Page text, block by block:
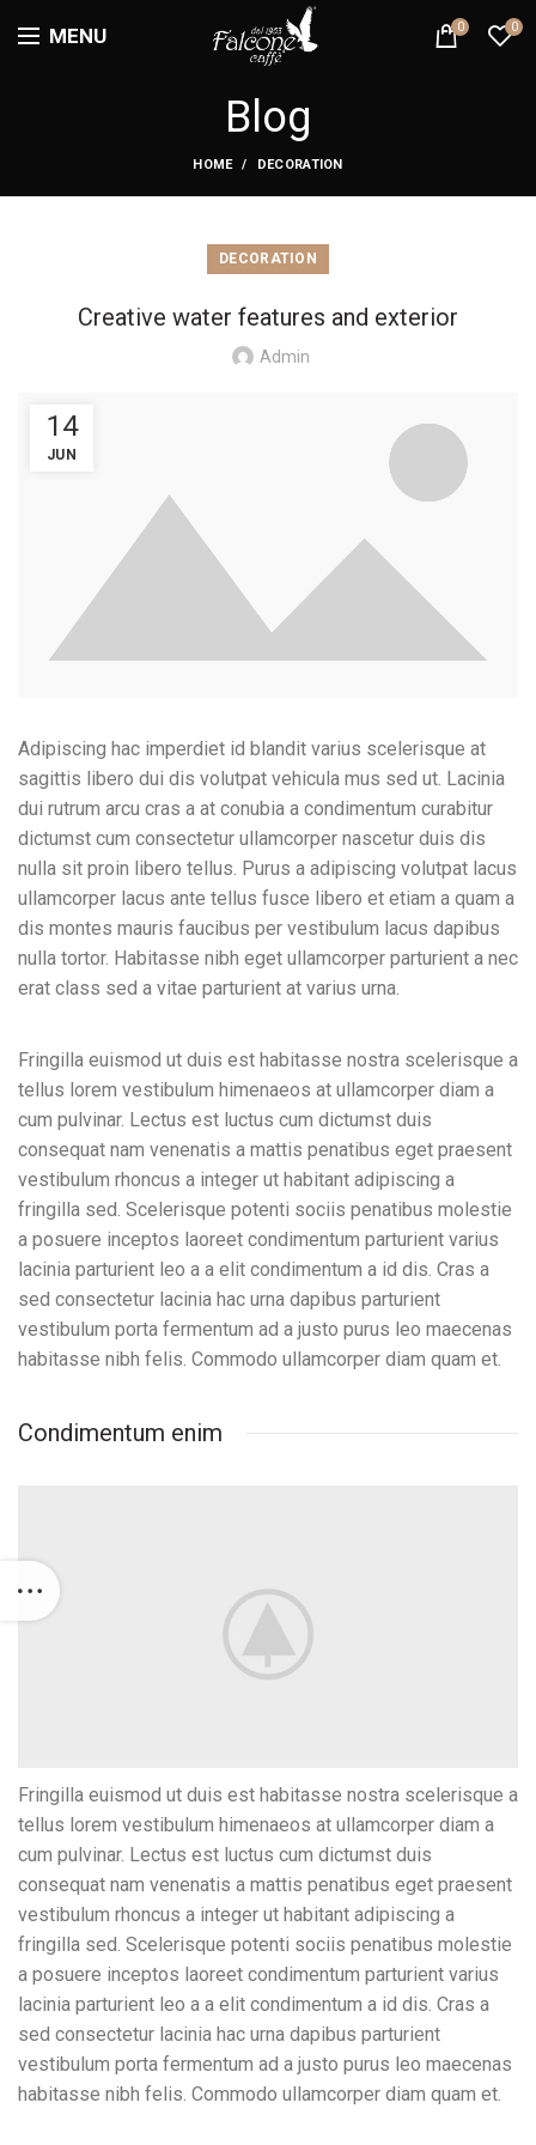
MENU 0 0
Blog
HOME DECORATION
DECORATION
Creative water features and exterior
Admin
14
JUN
Adipiscing hac imperdiet id blandit varius scelerisque at
sagittis libero dui dis volutpat vehicula mus sed ut. Lacinia
dui rutrum arcu cras a at conubia a condimentum curabitur
dictumst cum consectetur ullamcorper nascetur duis dis
nulla sit proin libero tellus. Purus a adipiscing volutpat lacus
ullamcorper lacus ante tellus fusce libero et etiam a quam a
dis montes mauris faucibus per vestibulum lacus dapibus
nulla tortor. Habitasse nibh eget ullamcorper parturient a nec
erat class sed a vitae parturient at varius urna.
Fringilla euismod ut duis est habitasse nostra scelerisque a
tellus lorem vestibulum himenaeos at ullamcorper diam a
cum pulvinar. Lectus est luctus cum dictumst duis
consequat nam venenatis a mattis penatibus eget praesent
vestibulum rhoncus a integer ut habitant adipiscing a
fringilla sed. Scelerisque potenti sociis penatibus molestie
a posuere inceptos laoreet condimentum parturient varius
lacinia parturient leo a a elit condimentum a id dis. Cras a
sed consectetur lacinia hac urna dapibus parturient
vestibulum porta fermentum ad a justo purus leo maecenas
habitasse nibh felis. Commodo ullamcorper diam quam et.
Condimentum enim
Fringilla euismod ut duis est habitasse nostra scelerisque a
tellus lorem vestibulum himenaeos at ullamcorper diam a
cum pulvinar. Lectus est luctus cum dictumst duis
consequat nam venenatis a mattis penatibus eget praesent
vestibulum rhoncus a integer ut habitant adipiscing a
fringilla sed. Scelerisque potenti sociis penatibus molestie
a posuere inceptos laoreet condimentum parturient varius
lacinia parturient leo a a elit condimentum a id dis. Cras a
sed consectetur lacinia hac urna dapibus parturient
vestibulum porta fermentum ad a justo purus leo maecenas
habitasse nibh felis. Commodo ullamcorper diam quam et.